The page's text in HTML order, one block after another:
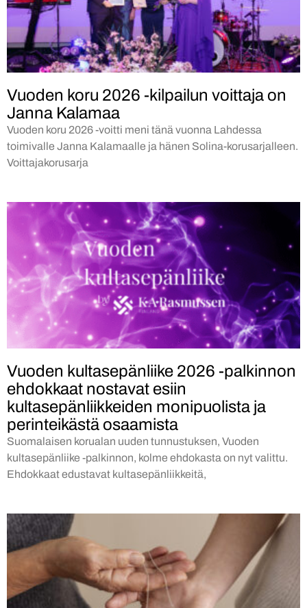
Vuoden koru 2026 -kilpailun voittaja on
Janna Kalamaa
Vuoden koru 2026 -voitti meni tänä vuonna Lahdessa
toimivalle Janna Kalamaalle ja hänen Solina-korusarjalleen.
Voittajakorusarja
Vuoden kultasepänliike 2026 -palkinnon
ehdokkaat nostavat esiin
kultasepänliikkeiden monipuolista ja
perinteikästä osaamista
Suomalaisen korualan uuden tunnustuksen, Vuoden
kultasepänliike -palkinnon, kolme ehdokasta on nyt valittu.
Ehdokkaat edustavat kultasepänliikkeitä,